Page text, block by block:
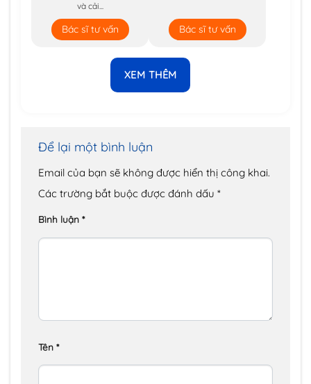
và cải...
Bác sĩ tư vấn Bác sĩ tư vấn
XEM THÊM
Để lại một bình luận
Email của bạn sẽ không được hiển thị công khai.
Các trường bắt buộc được đánh dấu *
Bình luận *
Tên *